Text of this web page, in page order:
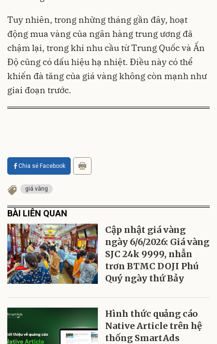
Tuy nhiên, trong những tháng gần đây, hoạt
động mua vàng của ngân hàng trung ương đã
chậm lại, trong khi nhu cầu từ Trung Quốc và Ấn
Độ cũng có dấu hiệu hạ nhiệt. Điều này có thể
khiến đà tăng của giá vàng không còn mạnh như
giai đoạn trước.
Chia sẻ Facebook
giá vàng
BÀI LIÊN QUAN
Cập nhật giá vàng
ngày 6/6/2026: Giá vàng
SJC 24k 9999, nhẫn
trơn BTMC DOJI Phú
Quý ngày thứ Bảy
Hình thức quảng cáo
Native Article trên hệ
thống SmartAds